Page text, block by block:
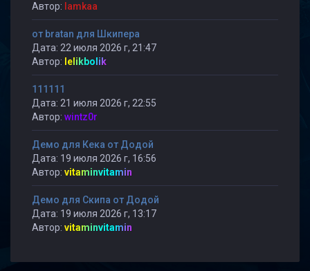
Автор: lamkaa
от bratan для Шкипера
Дата: 22 июля 2026 г, 21:47
Автор: lelikbolik
111111
Дата: 21 июля 2026 г, 22:55
Автор: wintz0r
Демо для Кека от Додой
Дата: 19 июля 2026 г, 16:56
Автор: vitaminvitamin
Демо для Скипа от Додой
Дата: 19 июля 2026 г, 13:17
Автор: vitaminvitamin